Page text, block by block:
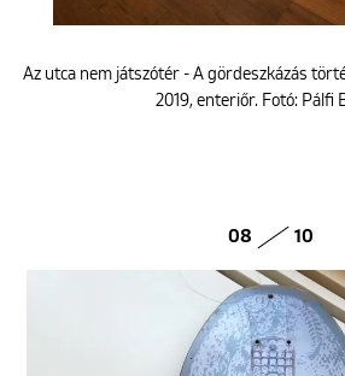
Az utca nem játszótér - A gördeszkázás
2019, enteriőr. Fotó: Pálfi
08 10